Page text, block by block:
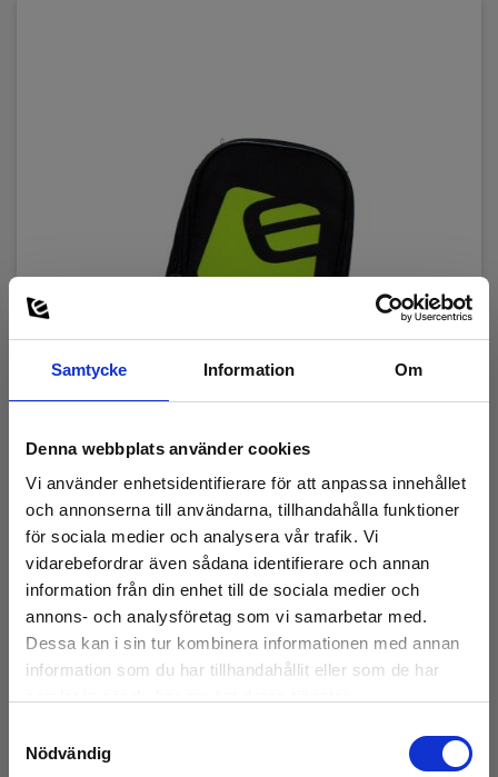
Samtycke Information Om
Denna webbplats använder cookies
Vi använder enhetsidentifierare för att anpassa innehållet
och annonserna till användarna, tillhandahålla funktioner
för sociala medier och analysera vår trafik. Vi
vidarebefordrar även sådana identifierare och annan
information från din enhet till de sociala medier och
annons- och analysföretag som vi samarbetar med.
Dessa kan i sin tur kombinera informationen med annan
information som du har tillhandahållit eller som de har
Nödvändig
Väska, Elma mini
EAN 5706445140183
På lager
195,00 SEK
Läs mer Lägg i korg